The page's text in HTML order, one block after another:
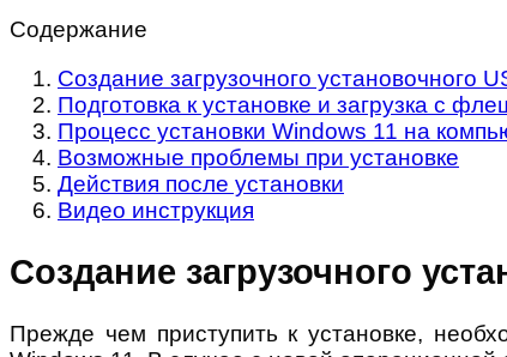
Содержание
Создание загрузочного установочного
Подготовка к установке и загрузка с
Процесс установки Windows 11 на
Возможные проблемы при установке
Действия после установки
Видео инструкция
Создание загрузочного
Прежде чем приступить к установке,